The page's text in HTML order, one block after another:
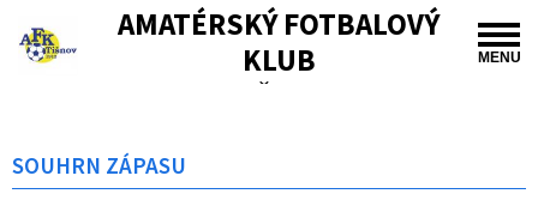
MENU
AMATÉRSKÝ FOTBALOVÝ
KLUB
TIŠNOV
SOUHRN ZÁPASU